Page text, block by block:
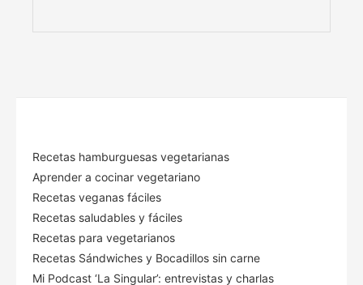
Recetas hamburguesas vegetarianas
Aprender a cocinar vegetariano
Recetas veganas fáciles
Recetas saludables y fáciles
Recetas para vegetarianos
Recetas Sándwiches y Bocadillos sin carne
Mi Podcast ‘La Singular’: entrevistas y charlas